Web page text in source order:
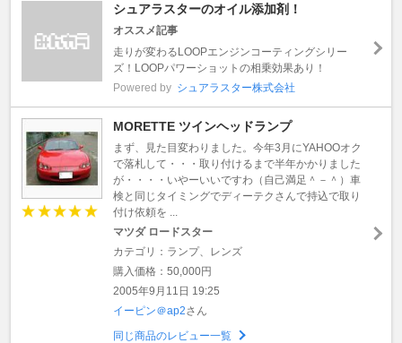
シュアラスターのオイル添加剤！
オススメ記事
走りが変わるLOOPエンジンコーティングシリー
ズ！LOOPパワーショットの相乗効果あり！
Powered by シュアラスター株式会社
MORETTE ツインヘッドランプ
まず、見た目変わりました。今年3月にYAHOOオク
で落札して・・・取り付けるまで半年かかりました
が・・・・いやーいいですわ（自己満足＾－＾）車
検と同じタイミングでディーテクさんで持込で取り
付け依頼を ...
マツダ ロードスター
カテゴリ：ランプ、レンズ
購入価格：50,000円
2005年9月11日 19:25
イーピン＠ap2さん
同じ商品のレビュー一覧